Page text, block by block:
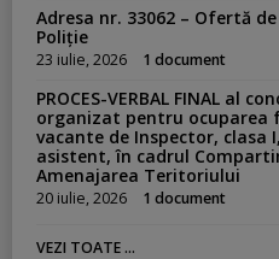
Adresa nr. 33062 – Ofertă
Poliție
23 iulie, 2026 1 document
PROCES-VERBAL FINAL al
organizat pentru ocuparea
vacante de Inspector, clasa
asistent, în cadrul
Amenajarea Teritoriului
20 iulie, 2026 1 document
VEZI TOATE ...